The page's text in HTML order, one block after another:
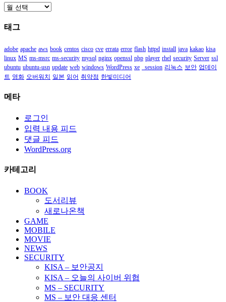
보
함
태그
adobe apache aws book centos cisco cve errata error flash httpd install java kakao kisa
linux MS ms-msrc ms-security mysql nginx openssl php player rhel security Server ssl
ubuntu ubuntu-usn update web windows WordPress xe _session 리눅스 보안 업데이
트 영화 오버워치 일본 읽어 취약점 한빛미디어
메타
로그인
입력 내용 피드
댓글 피드
WordPress.org
카테고리
BOOK
도서리뷰
새로나온책
GAME
MOBILE
MOVIE
NEWS
SECURITY
KISA – 보안공지
KISA – 오늘의 사이버 위협
MS – SECURITY
MS – 보안 대응 센터